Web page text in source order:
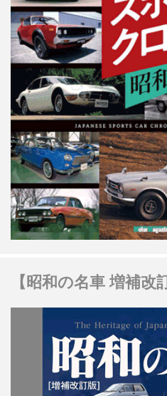
【昭和の名車 増補改